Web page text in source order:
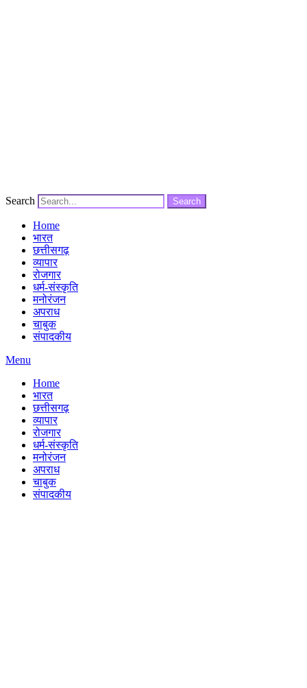
Search Search
Home
भारत
छत्तीसगढ़
व्यापार
रोजगार
धर्म-संस्कृति
मनोरंजन
अपराध
चाबुक
संपादकीय
Menu
Home
भारत
छत्तीसगढ़
व्यापार
रोजगार
धर्म-संस्कृति
मनोरंजन
अपराध
चाबुक
संपादकीय